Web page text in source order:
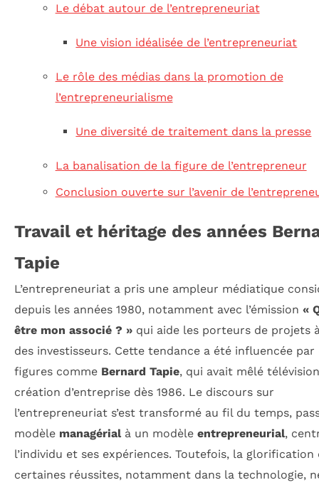
Le débat autour de l’entrepreneuriat
Une vision idéalisée de l’entrepreneuriat
Le rôle des médias dans la promotion de
l’entrepreneurialisme
Une diversité de traitement dans la presse
La banalisation de la figure de l’entrepreneur
Conclusion ouverte sur l’avenir de
Travail et héritage des années
Tapie
L’entrepreneuriat a pris une ampleur médiatique
depuis les années 1980, notamment avec l’émission «
être mon associé ? » qui aide les porteurs de projets
des investisseurs. Cette tendance a été influencée par
figures comme Bernard Tapie, qui avait mêlé
création d’entreprise dès 1986. Le discours sur
l’entrepreneuriat s’est transformé au fil du temps,
modèle managérialà un modèle entrepreneurial,
l’individu et ses expériences. Toutefois, la glorification
certaines réussites, notamment dans la technologie,